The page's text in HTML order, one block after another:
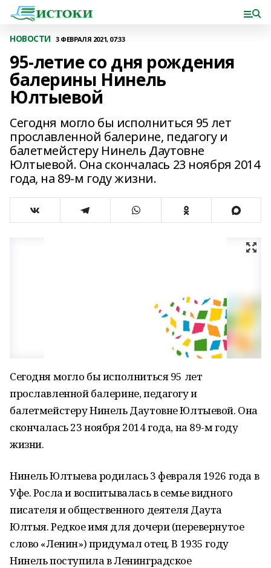
НОВОСТИ 3 ФЕВРАЛЯ 2021, 07:33
95-летие со дня рождения
балерины Нинель
Юлтыевой
Сегодня могло бы исполниться 95 лет
прославленной балерине, педагогу и
балетмейстеру Нинель Даутовне
Юлтыевой. Она скончалась 23 ноября 2014
года, на 89-м году жизни.
Сегодня могло бы исполниться 95 лет
прославленной балерине, педагогу и
балетмейстеру Нинель Даутовне Юлтыевой. Она
скончалась 23 ноября 2014 года, на 89-м году
жизни.
Нинель Юлтыева родилась 3 февраля 1926 года в
Уфе. Росла и воспитывалась в семье видного
писателя и общественного деятеля Даута
Юлтыя. Редкое имя для дочери (перевернутое
слово «Ленин») придумал отец. В 1935 году
Нинель поступила в Ленинградское